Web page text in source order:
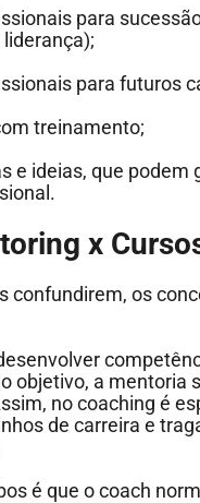
para
para futuros
treinamento;
e ideias, que podem
x
confundirem, os
objetivo, a mentoria
no coaching é
de carreira e
é que o coach